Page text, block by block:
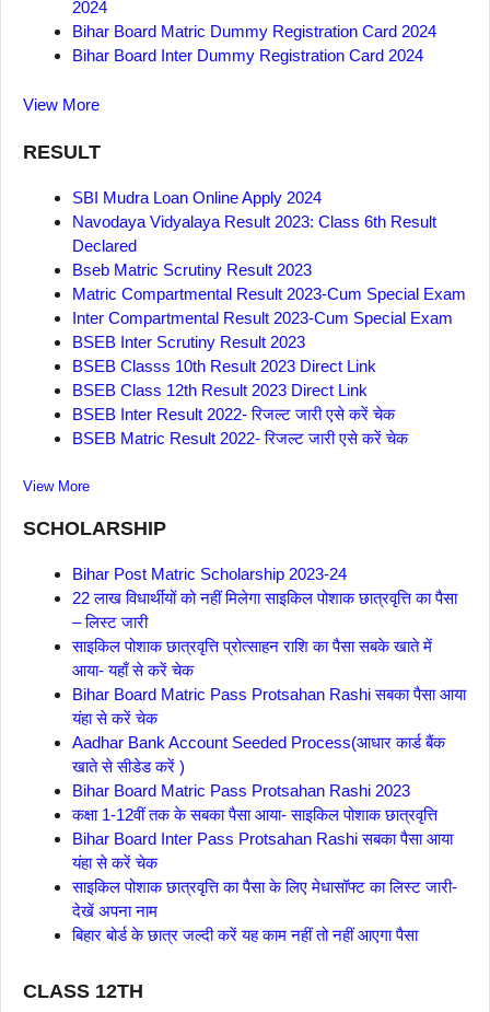
2024
Bihar Board Matric Dummy Registration Card 2024
Bihar Board Inter Dummy Registration Card 2024
View More
RESULT
SBI Mudra Loan Online Apply 2024
Navodaya Vidyalaya Result 2023: Class 6th Result
Declared
Bseb Matric Scrutiny Result 2023
Matric Compartmental Result 2023-Cum Special Exam
Inter Compartmental Result 2023-Cum Special Exam
BSEB Inter Scrutiny Result 2023
BSEB Classs 10th Result 2023 Direct Link
BSEB Class 12th Result 2023 Direct Link
BSEB Inter Result 2022- रिजल्ट जारी एसे करें चेक
BSEB Matric Result 2022- रिजल्ट जारी एसे करें चेक
View More
SCHOLARSHIP
Bihar Post Matric Scholarship 2023-24
22 लाख विधार्थीयों को नहीं मिलेगा साइकिल पोशाक छात्रवृत्ति का पैसा
– लिस्ट जारी
साइकिल पोशाक छात्रवृत्ति प्रोत्साहन राशि का पैसा सबके खाते में
आया- यहाँ से करें चेक
Bihar Board Matric Pass Protsahan Rashi सबका पैसा आया
यंहा से करें चेक
Aadhar Bank Account Seeded Process(आधार कार्ड बैंक
खाते से सीडेड करें )
Bihar Board Matric Pass Protsahan Rashi 2023
कक्षा 1-12वीं तक के सबका पैसा आया- साइकिल पोशाक छात्रवृत्ति
Bihar Board Inter Pass Protsahan Rashi सबका पैसा आया
यंहा से करें चेक
साइकिल पोशाक छात्रवृत्ति का पैसा के लिए मेधासॉफ्ट का लिस्ट जारी-
देखें अपना नाम
बिहार बोर्ड के छात्र जल्दी करें यह काम नहीं तो नहीं आएगा पैसा
CLASS 12TH